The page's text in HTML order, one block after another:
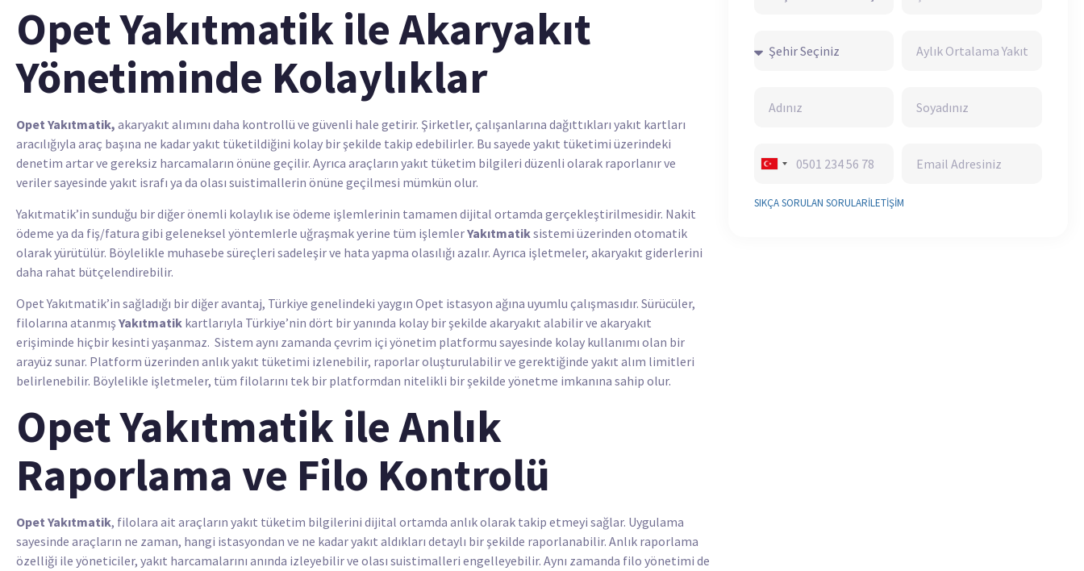
Opet Yakıtmatik ile Akaryakıt
Yönetiminde Kolaylıklar
Opet Yakıtmatik, akaryakıt alımını daha kontrollü ve güvenli hale getirir. Şirketler, çalışanlarına dağıttıkları yakıt kartları
aracılığıyla araç başına ne kadar yakıt tüketildiğini kolay bir şekilde takip edebilirler. Bu sayede yakıt tüketimi üzerindeki
denetim artar ve gereksiz harcamaların önüne geçilir. Ayrıca araçların yakıt tüketim bilgileri düzenli olarak raporlanır ve
veriler sayesinde yakıt israfı ya da olası suistimallerin önüne geçilmesi mümkün olur.
Yakıtmatik’in sunduğu bir diğer önemli kolaylık ise ödeme işlemlerinin tamamen dijital ortamda gerçekleştirilmesidir. Nakit
ödeme ya da fiş/fatura gibi geleneksel yöntemlerle uğraşmak yerine tüm işlemlerYakıtmatiksistemi üzerinden otomatik
olarak yürütülür. Böylelikle muhasebe süreçleri sadeleşir ve hata yapma olasılığı azalır. Ayrıca işletmeler, akaryakıt giderlerini
daha rahat bütçelendirebilir.
Opet Yakıtmatik’in sağladığı bir diğer avantaj, Türkiye genelindeki yaygın Opet istasyon ağına uyumlu çalışmasıdır. Sürücüler,
filolarına atanmış Yakıtmatik kartlarıyla Türkiye’nin dört bir yanında kolay bir şekilde akaryakıt alabilir ve akaryakıt
erişiminde hiçbir kesinti yaşanmaz. Sistem aynı zamanda çevrim içi yönetim platformu sayesinde kolay kullanımı olan bir
arayüz sunar. Platform üzerinden anlık yakıt tüketimi izlenebilir, raporlar oluşturulabilir ve gerektiğinde yakıt alım limitleri
belirlenebilir. Böylelikle işletmeler, tüm filolarını tek bir platformdan nitelikli bir şekilde yönetme imkanına sahip olur.
Opet Yakıtmatik ile Anlık
Raporlama ve Filo Kontrolü
Opet Yakıtmatik, filolara ait araçların yakıt tüketim bilgilerini dijital ortamda anlık olarak takip etmeyi sağlar. Uygulama
sayesinde araçların ne zaman, hangi istasyondan ve ne kadar yakıt aldıkları detaylı bir şekilde raporlanabilir. Anlık raporlama
özelliği ile yöneticiler, yakıt harcamalarını anında izleyebilir ve olası suistimalleri engelleyebilir. Aynı zamanda filo yönetimi de
Turkey
SIKÇA SORULAN SORULARİLETIŞIM